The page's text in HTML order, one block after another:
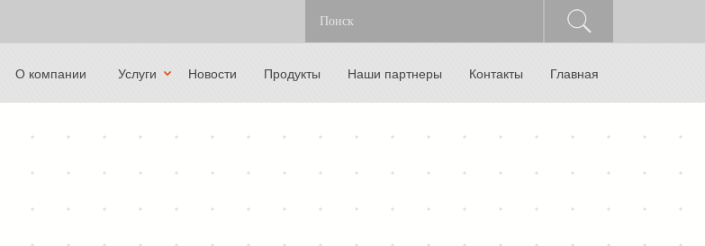
О компании Услуги Новости Продукты Наши партнеры Контакты Главная